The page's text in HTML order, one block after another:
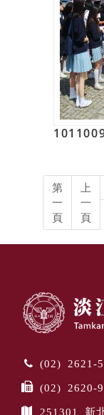
第
一
頁
上
一
頁
(02) 2621-
(02) 2620-
251301 新